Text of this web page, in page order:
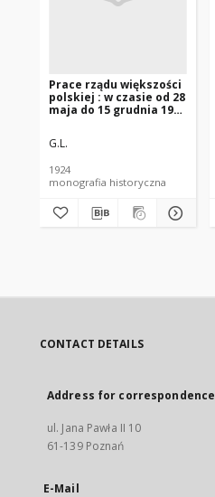
Prace rządu większości
polskiej : w czasie od 28
maja do 15 grudnia 1923
G.L.
1924
monografia historyczna
CONTACT DETAILS
Address for correspondence
ul. Jana Pawła II 10
61-139 Poznań
E-Mail